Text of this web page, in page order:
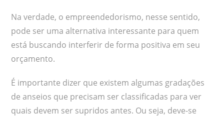
Na verdade, o empreendedorismo, nesse sentido,
pode ser uma alternativa interessante para quem
está buscando interferir de forma positiva em seu
orçamento.
É importante dizer que existem algumas gradações
de anseios que precisam ser classificadas para ver
quais devem ser supridos antes. Ou seja, deve-se